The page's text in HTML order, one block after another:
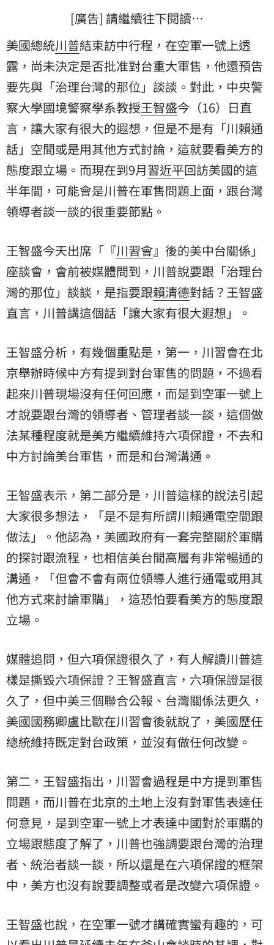
[廣告] 請繼續往下閱讀…
美國總統川普結束訪中行程，在空軍一號上透
露，尚未決定是否批准對台重大軍售，他還預告
要先與「治理台灣的那位」談談。對此，中央警
察大學國境警察學系教授王智盛今（16）日直
言，讓大家有很大的遐想，但是不是有「川賴通
話」空間或是用其他方式討論，這就要看美方的
態度跟立場。而現在到9月習近平回訪美國的這
半年間，可能會是川普在軍售問題上面，跟台灣
領導者談一談的很重要節點。
王智盛今天出席「『川習會』後的美中台關係」
座談會，會前被媒體問到，川普說要跟「治理台
灣的那位」談談，是指要跟賴清德對話？王智盛
直言，川普講這個話「讓大家有很大遐想」。
王智盛分析，有幾個重點是，第一，川習會在北
京舉辦時候中方有提到對台軍售的問題，不過看
起來川普現場沒有任何回應，而是到空軍一號上
才說要跟台灣的領導者、管理者談一談，這個做
法某種程度就是美方繼續維持六項保證，不去和
中方討論美台軍售，而是和台灣溝通。
王智盛表示，第二部分是，川普這樣的說法引起
大家很多想法，「是不是有所謂川賴通電空間跟
做法」。他認為，美國政府有一套完整關於軍購
的探討跟流程，也相信美台間高層有非常暢通的
溝通，「但會不會有兩位領導人進行通電或用其
他方式來討論軍購」，這恐怕要看美方的態度跟
立場。
媒體追問，但六項保證很久了，有人解讀川普這
樣是撕毀六項保證？王智盛直言，六項保證是很
久了，但中美三個聯合公報、台灣關係法更久，
美國國務卿盧比歐在川習會後就說了，美國歷任
總統維持既定對台政策，並沒有做任何改變。
第二，王智盛指出，川習會過程是中方提到軍售
問題，而川普在北京的土地上沒有對軍售表達任
何意見，是到空軍一號上才表達中國對於軍購的
立場跟態度了解了，川普也強調要跟台灣的治理
者、統治者談一談，所以還是在六項保證的框架
中，美方也沒有說要調整或者是改變六項保證。
王智盛也說，在空軍一號才講確實蠻有趣的，可